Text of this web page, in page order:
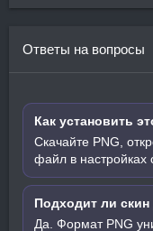
Ответы на вопросы
Как установить
Скачайте PNG,
файл в настройках
Подходит ли
Да. Формат PNG